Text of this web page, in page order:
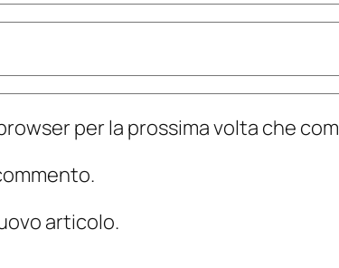
per la prossima volta che
articolo.